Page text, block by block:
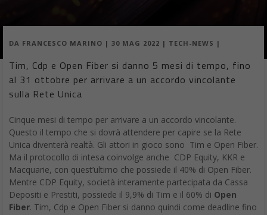
DA FRANCESCO MARINO | 30 MAG 2022 | TECH-NEWS |
Tim, Cdp e Open Fiber si danno 5 mesi di tempo, fino
al 31 ottobre per arrivare a un accordo vincolante
sulla Rete Unica
Cinque mesi di tempo per arrivare a un accordo vincolante.
Questo il tempo che si dovrà attendere per capire se la Rete
Unica diventerà realtà. Gli attori in gioco sono Tim e Open Fiber.
Ma il protocollo di intesa coinvolge anche CDP Equity, KKR e
Macquarie, con quest’ultimo che possiede il 40% di Open Fiber.
Mentre CDP Equity, società interamente partecipata da Cassa
Depositi e Prestiti, possiede il 9,9% di Tim e il 60% di Open
Fiber . Tim, Cdp e Open Fiber si danno quindi come deadline fino